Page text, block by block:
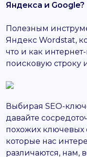
Яндекса и Google?
Полезным
Яндекс Wordstat,
что и как
поисковую строку
Выбирая SEO-
давайте
похожих ключевых
которые нас
различаются, нам,